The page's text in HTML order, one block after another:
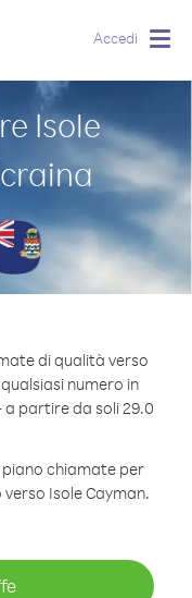
Accedi
Isole
di qualità verso
numero in
a partire da soli 29.0
chiamate per
Isole Cayman.